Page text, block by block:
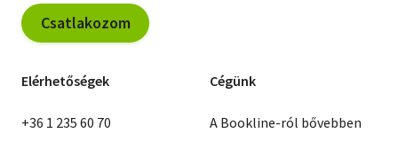
Csatlakozom
Elérhetőségek
+36 1 235 60 70
Cégünk
A Bookline-ról bővebben